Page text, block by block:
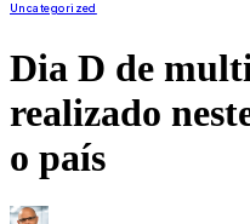
Uncategorized
Dia D de
realizado
o país